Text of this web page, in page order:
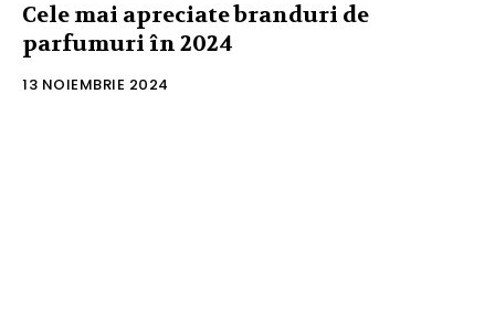
Cele mai apreciate branduri de
parfumuri în 2024
13 NOIEMBRIE 2024